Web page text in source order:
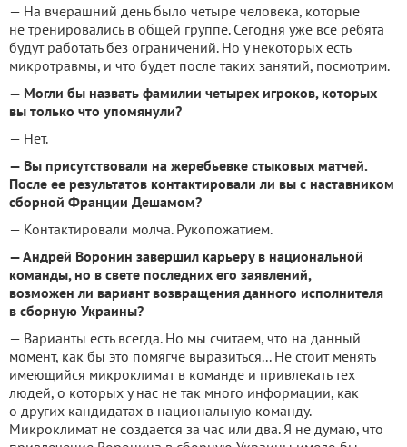
— На вчерашний день было четыре человека, которые
не тренировались в общей группе. Сегодня уже все ребята
будут работать без ограничений. Но у некоторых есть
микротравмы, и что будет после таких занятий, посмотрим.
— Могли бы назвать фамилии четырех игроков, которых
вы только что упомянули?
— Нет.
— Вы присутствовали на жеребьевке стыковых матчей.
После ее результатов контактировали ли вы с наставником
сборной Франции Дешамом?
— Контактировали молча. Рукопожатием.
— Андрей Воронин завершил карьеру в национальной
команды, но в свете последних его заявлений,
возможен ли вариант возвращения данного исполнителя
в сборную Украины?
— Варианты есть всегда. Но мы считаем, что на данный
момент, как бы это помягче выразиться... Не стоит менять
имеющийся микроклимат в команде и привлекать тех
людей, о которых у нас не так много информации, как
о других кандидатах в национальную команду.
Микроклимат не создается за час или два. Я не думаю, что